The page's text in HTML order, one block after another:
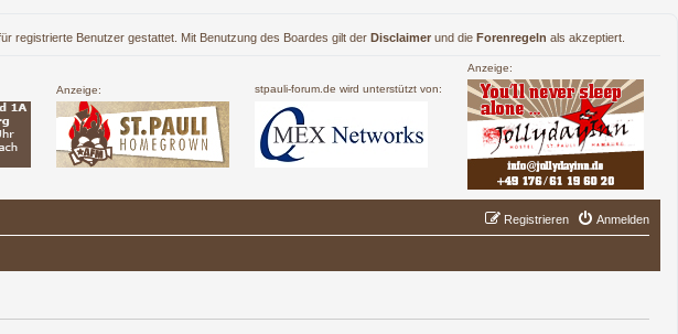
registrierte Benutzer gestattet. Mit Benutzung des Boardes gilt der Disclaimer und die Forenregeln als akzeptiert.
Anzeige: stpauli-forum.de wird unterstützt von:
Anzeige:
Anmelden
Registrieren